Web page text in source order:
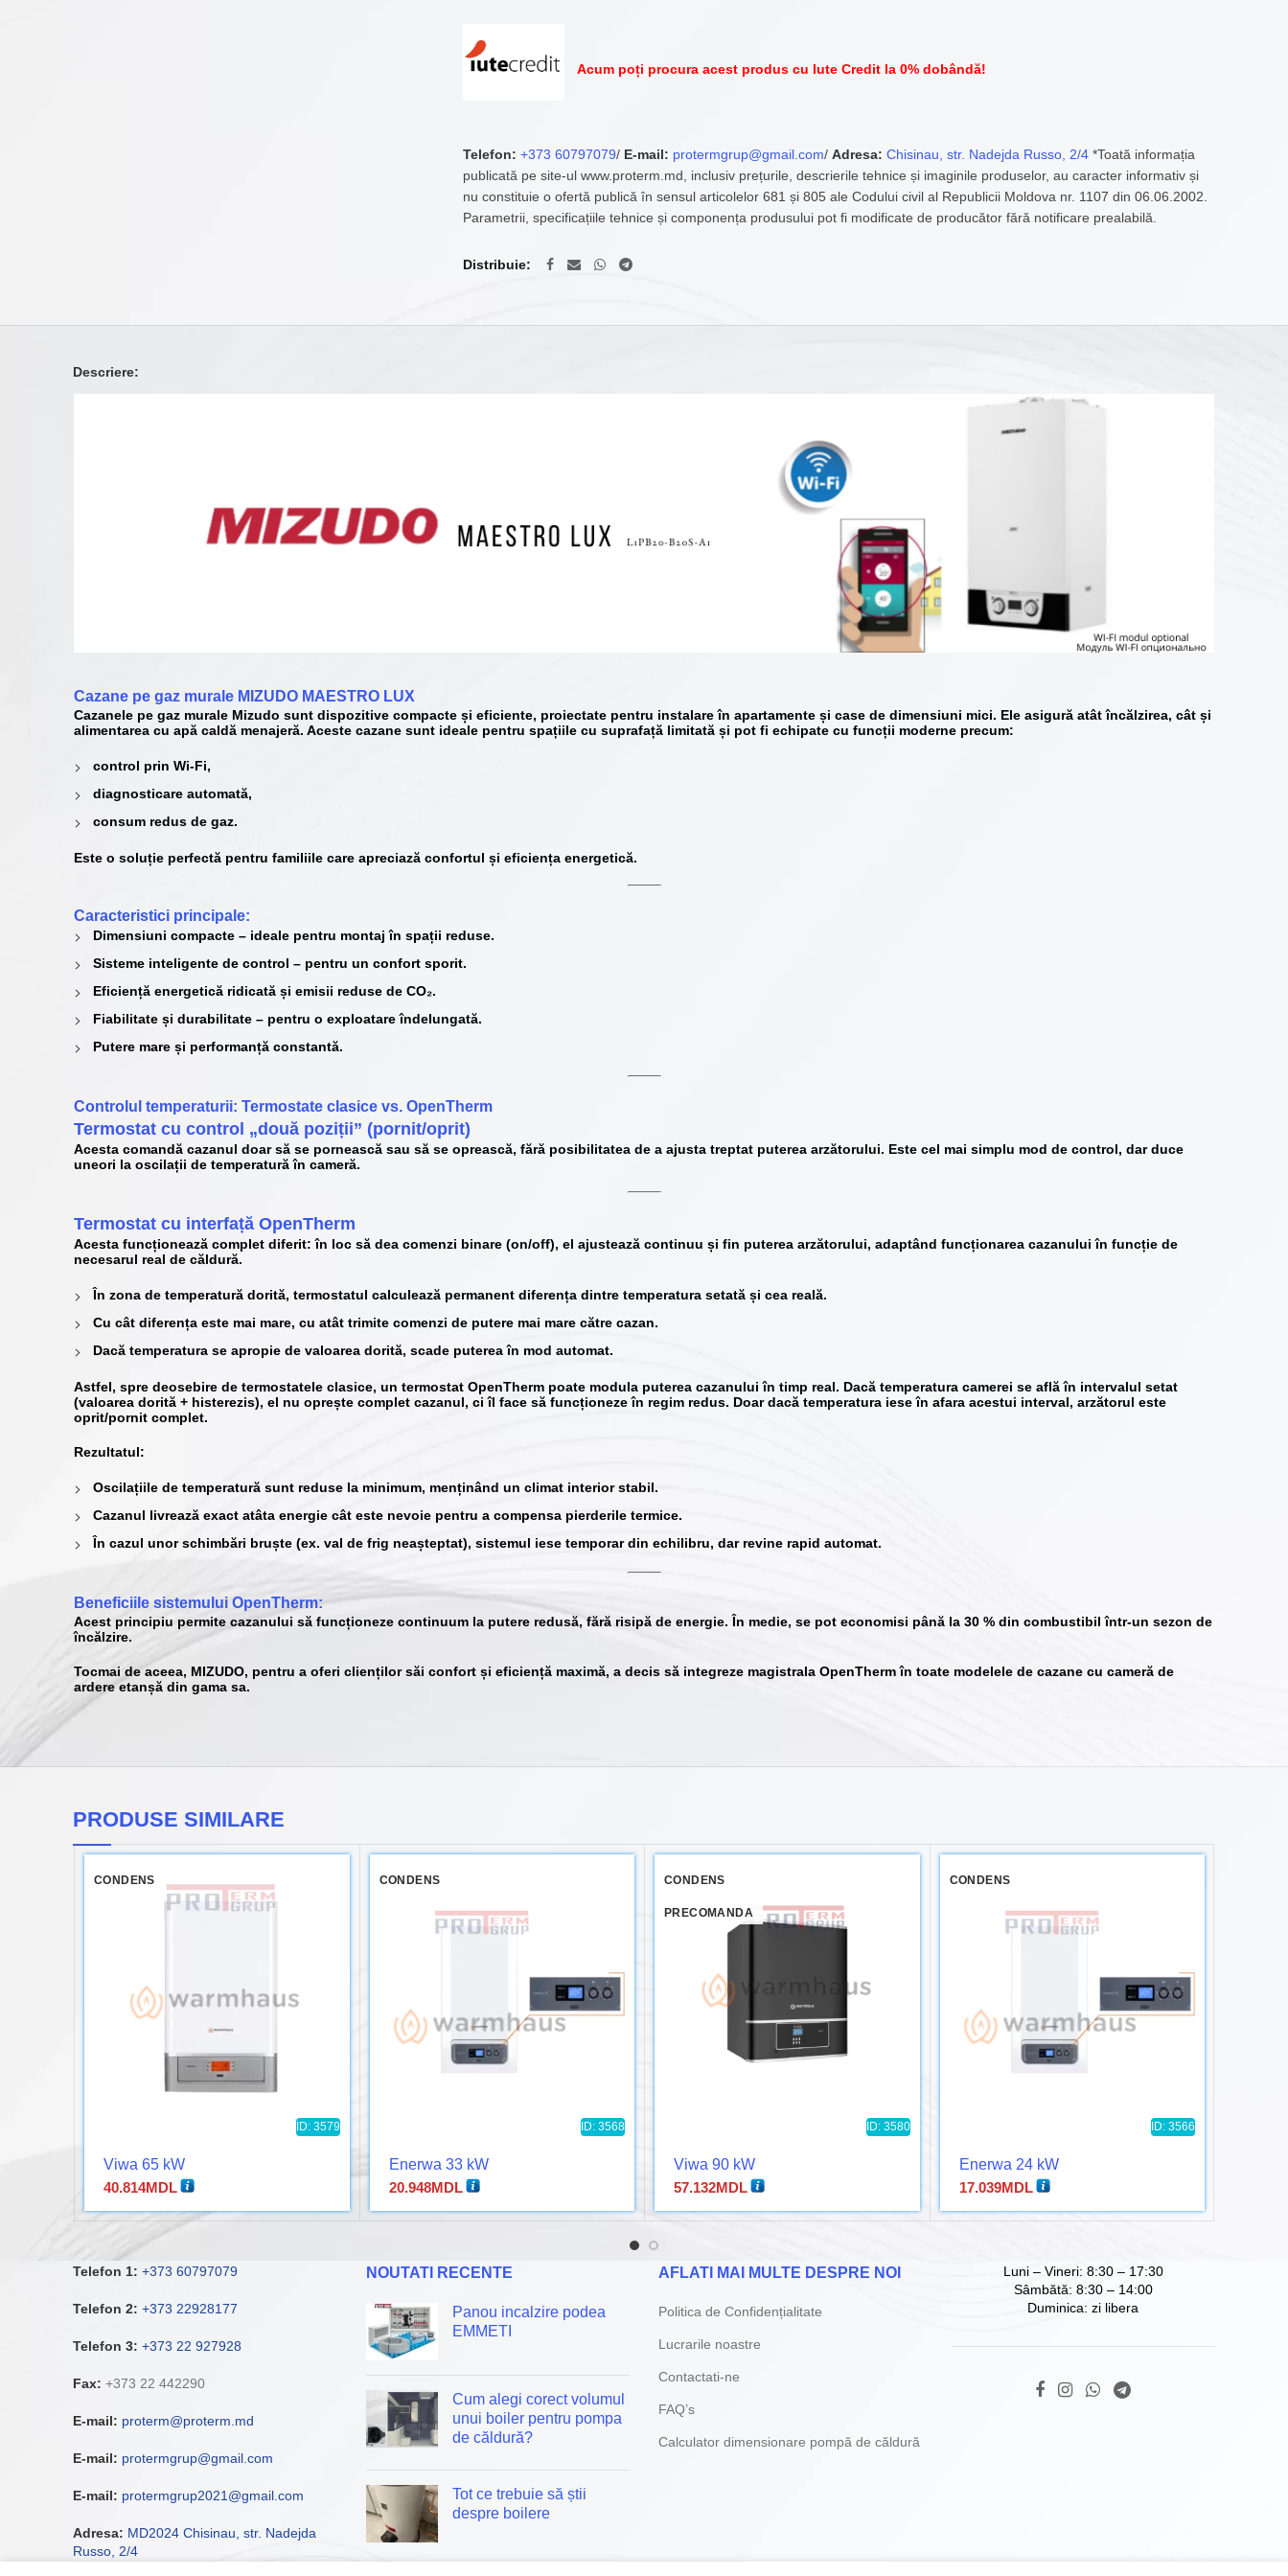
Acum poți procura acest produs cu Iute Credit la 0% dobândă!
Telefon: +373 60797079/ E-mail: protermgrup@gmail.com/Adresa: Chisinau, str. Nadejda Russo, 2/4 *Toată informația
publicată pe site-ul www.proterm.md, inclusiv prețurile, descrierile tehnice și imaginile produselor, au caracter informativ și
nu constituie o ofertă publică în sensul articolelor 681 și 805 ale Codului civil al Republicii Moldova nr. 1107 din 06.06.2002.
Parametrii, specificațiile tehnice și componența produsului pot fi modificate de producător fără notificare prealabilă.
Distribuie
Descriere:
Cazane pe gaz murale MIZUDO MAESTRO LUX
Cazanele pe gaz murale Mizudo sunt dispozitive compacte și eficiente, proiectate pentru instalare în apartamente și case de dimensiuni mici. Ele asigură atâtîncălzirea, cât și
alimentarea cu apă caldă menajeră. Aceste cazane sunt ideale pentru spațiile cu suprafață limitată și pot fi echipate cu funcții moderne precum:
control prin Wi-Fi,
diagnosticare automată,
consum redus de gaz.
Este o soluție perfectă pentru familiile care apreciază confortul și eficiența energetică.
Caracteristici principale:
Dimensiuni compacte – ideale pentru montaj în spații reduse.
Sisteme inteligente de control – pentru un confort sporit.
Eficiență energetică ridicată și emisii reduse de CO₂.
Fiabilitate și durabilitate – pentru o exploatare îndelungată.
Putere mare și performanță constantă.
Controlul temperaturii: Termostate clasice vs. OpenTherm
Termostat cu control „două poziții” (pornit/oprit)
Acesta comandă cazanul doar să se pornească sau să se oprească, fără posibilitatea de a ajusta treptat puterea arzătorului. Este cel mai simplu mod de control, dar duce
uneori la oscilații de temperatură în cameră.
Termostat cu interfață OpenTherm
Acesta funcționează complet diferit: în loc să dea comenzi binare (on/off), el ajustează continuu și fin puterea arzătorului, adaptând funcționarea cazanului în funcție de
necesarul real de căldură.
În zona de temperatură dorită, termostatul calculează permanent diferența dintre temperatura setată și cea reală.
Cu cât diferența este mai mare, cu atât trimite comenzi de putere mai mare către cazan.
Dacă temperatura se apropie de valoarea dorită, scade putereaîn mod automat.
Astfel, spre deosebire de termostatele clasice, un termostat OpenTherm poate modula puterea cazanului în timp real. Dacă temperatura camerei se află în intervalul setat
(valoarea dorită + histerezis), el nu oprește complet cazanul, ci îl face să funcționeze în regim redus. Doar dacă temperatura iese în afara acestui interval, arzătorul este
oprit/pornit complet.
Rezultatul:
Oscilațiile de temperatură sunt reduse la minimum, menținând un climat interior stabil.
Cazanul livrează exact atâta energie cât este nevoie pentru a compensa pierderile termice.
În cazul unor schimbări bruște (ex. val de frig neașteptat), sistemul iese temporar din echilibru, dar revine rapid automat.
Beneficiile sistemului OpenTherm:
Acest principiu permite cazanului să funcționeze continuum la putere redusă, fără risipă de energie. În medie, se pot economisi până la 30 % din combustibil într-un sezon de
încălzire.
Tocmai de aceea, MIZUDO, pentru a oferi clienților săi confort și eficiență maximă, a decis să integreze magistrala OpenTherm în toate modelele de cazane cu cameră de
ardere etanșă din gama sa.
PRODUSE SIMILARE
ID: 3579
CONDENS
Viwa 65 kW
40.814MDL
ID: 3568
CONDENS
Enerwa 33 kW
20.948MDL
ID: 3580
CONDENS
PRECOMANDA
Viwa 90 kW
57.132MDL
ID: 3566
CONDENS
Enerwa 24 kW
17.039MDL
Telefon 1: +373 60797079
Telefon 2: +373 22928177
Telefon 3: +373 22 927928
Fax: +373 22 442290
E-mail: proterm@proterm.md
E-mail: protermgrup@gmail.com
E-mail: protermgrup2021@gmail.com
Adresa: MD2024 Chisinau, str. Nadejda
Russo, 2/4
NOUTATI RECENTE
Panou incalzire podea
EMMETI
Cum alegi corect volumul
unui boiler pentru pompa
de căldură?
Tot ce trebuie să știi
despre boilere
AFLATI MAI MULTE DESPRE NOI
Politica de Confidențialitate
Lucrarile noastre
Contactati-ne
FAQ’s
Calculator dimensionare pompă de căldură
Luni – Vineri: 8:30 – 17:30
Sâmbătă: 8:30 – 14:00
Duminica: zi libera